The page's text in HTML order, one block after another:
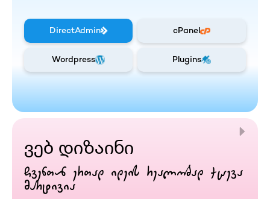
DirectAdmin cPanel
Wordpress Plugins
ვებ დიზაინი
ჩვენთან ერთად იდეის რეალობად ქცევა
მარტივია